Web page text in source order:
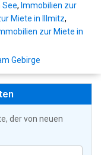
See, Immobilien zur
Miete in Illmitz,
zur Miete in
Gebirge
der von neuen